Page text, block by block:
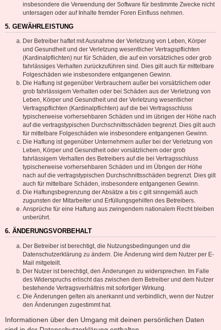
insbesondere die Verwendung der Software für bestimmte Zwecke nicht
untersagen oder auf Inhalte fremder Foren Einfluss nehmen.
5. GEWÄHRLEISTUNG
Der Betreiber haftet mit Ausnahme der Verletzung von Leben, Körper
und Gesundheit und der Verletzung wesentlicher Vertragspflichten
(Kardinalpflichten) nur für Schäden, die auf ein vorsätzliches oder grob
fahrlässiges Verhalten zurückzuführen sind. Dies gilt auch für mittelbare
Folgeschäden wie insbesondere entgangenen Gewinn.
Die Haftung ist gegenüber Verbrauchern außer bei vorsätzlichem oder
grob fahrlässigem Verhalten oder bei Schäden aus der Verletzung von
Leben, Körper und Gesundheit und der Verletzung wesentlicher
Vertragspflichten (Kardinalpflichten) auf die bei Vertragsschluss
typischerweise vorhersehbaren Schäden und im übrigen der Höhe nach
auf die vertragstypischen Durchschnittsschäden begrenzt. Dies gilt auch
für mittelbare Folgeschäden wie insbesondere entgangenen Gewinn.
Die Haftung ist gegenüber Unternehmern außer bei der Verletzung von
Leben, Körper und Gesundheit oder vorsätzlichem oder grob
fahrlässigem Verhalten des Betreibers auf die bei Vertragsschluss
typischerweise vorhersehbaren Schäden und im Übrigen der Höhe
nach auf die vertragstypischen Durchschnittsschäden begrenzt. Dies gilt
auch für mittelbare Schäden, insbesondere entgangenen Gewinn.
Die Haftungsbegrenzung der Absätze a bis c gilt sinngemäß auch
zugunsten der Mitarbeiter und Erfüllungsgehilfen des Betreibers.
Ansprüche für eine Haftung aus zwingendem nationalem Recht bleiben
unberührt.
6. ÄNDERUNGSVORBEHALT
Der Betreiber ist berechtigt, die Nutzungsbedingungen und die
Datenschutzerklärung zu ändern. Die Änderung wird dem Nutzer per E-
Mail mitgeteilt.
Der Nutzer ist berechtigt, den Änderungen zu widersprechen. Im Falle
des Widerspruchs erlischt das zwischen dem Betreiber und dem Nutzer
bestehende Vertragsverhältnis mit sofortiger Wirkung.
Die Änderungen gelten als anerkannt und verbindlich, wenn der Nutzer
den Änderungen zugestimmt hat.
Informationen über den Umgang mit deinen persönlichen Daten